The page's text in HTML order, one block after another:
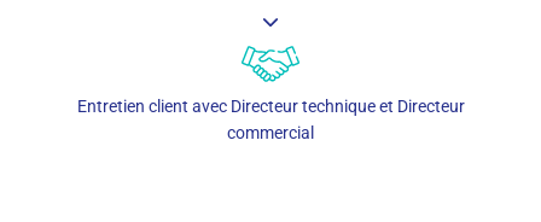
Entretien client avec Directeur technique et Directeur
commercial